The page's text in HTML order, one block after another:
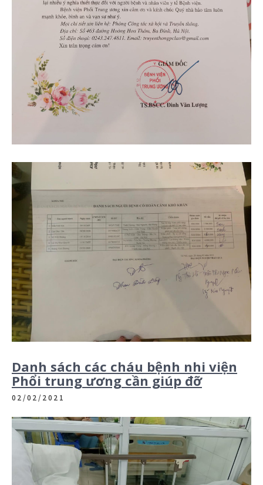
Danh sách các cháu bệnh nhi viện
Phổi trung ương cần giúp đỡ
02/02/2021